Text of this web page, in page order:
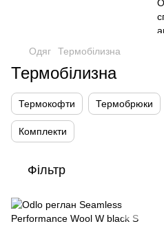
Одяг Термобілизна
Термобілизна
Термокофти Термобрюки
Комплекти
Фільтр